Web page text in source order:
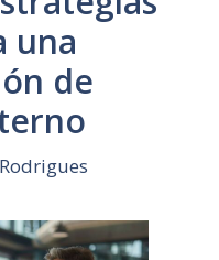
una
de